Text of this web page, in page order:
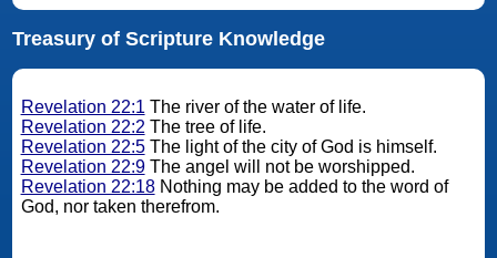
Treasury of Scripture Knowledge
Revelation 22:1 The river of the water of life.
Revelation 22:2 The tree of life.
Revelation 22:5The light of the city of God is himself.
Revelation 22:9The angel will not be worshipped.
Revelation 22:18Nothing may be added to the word of
God, nor taken therefrom.